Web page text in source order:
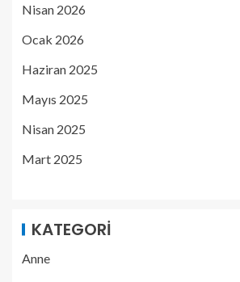
Nisan 2026
Ocak 2026
Haziran 2025
Mayıs 2025
Nisan 2025
Mart 2025
KATEGORI
Anne